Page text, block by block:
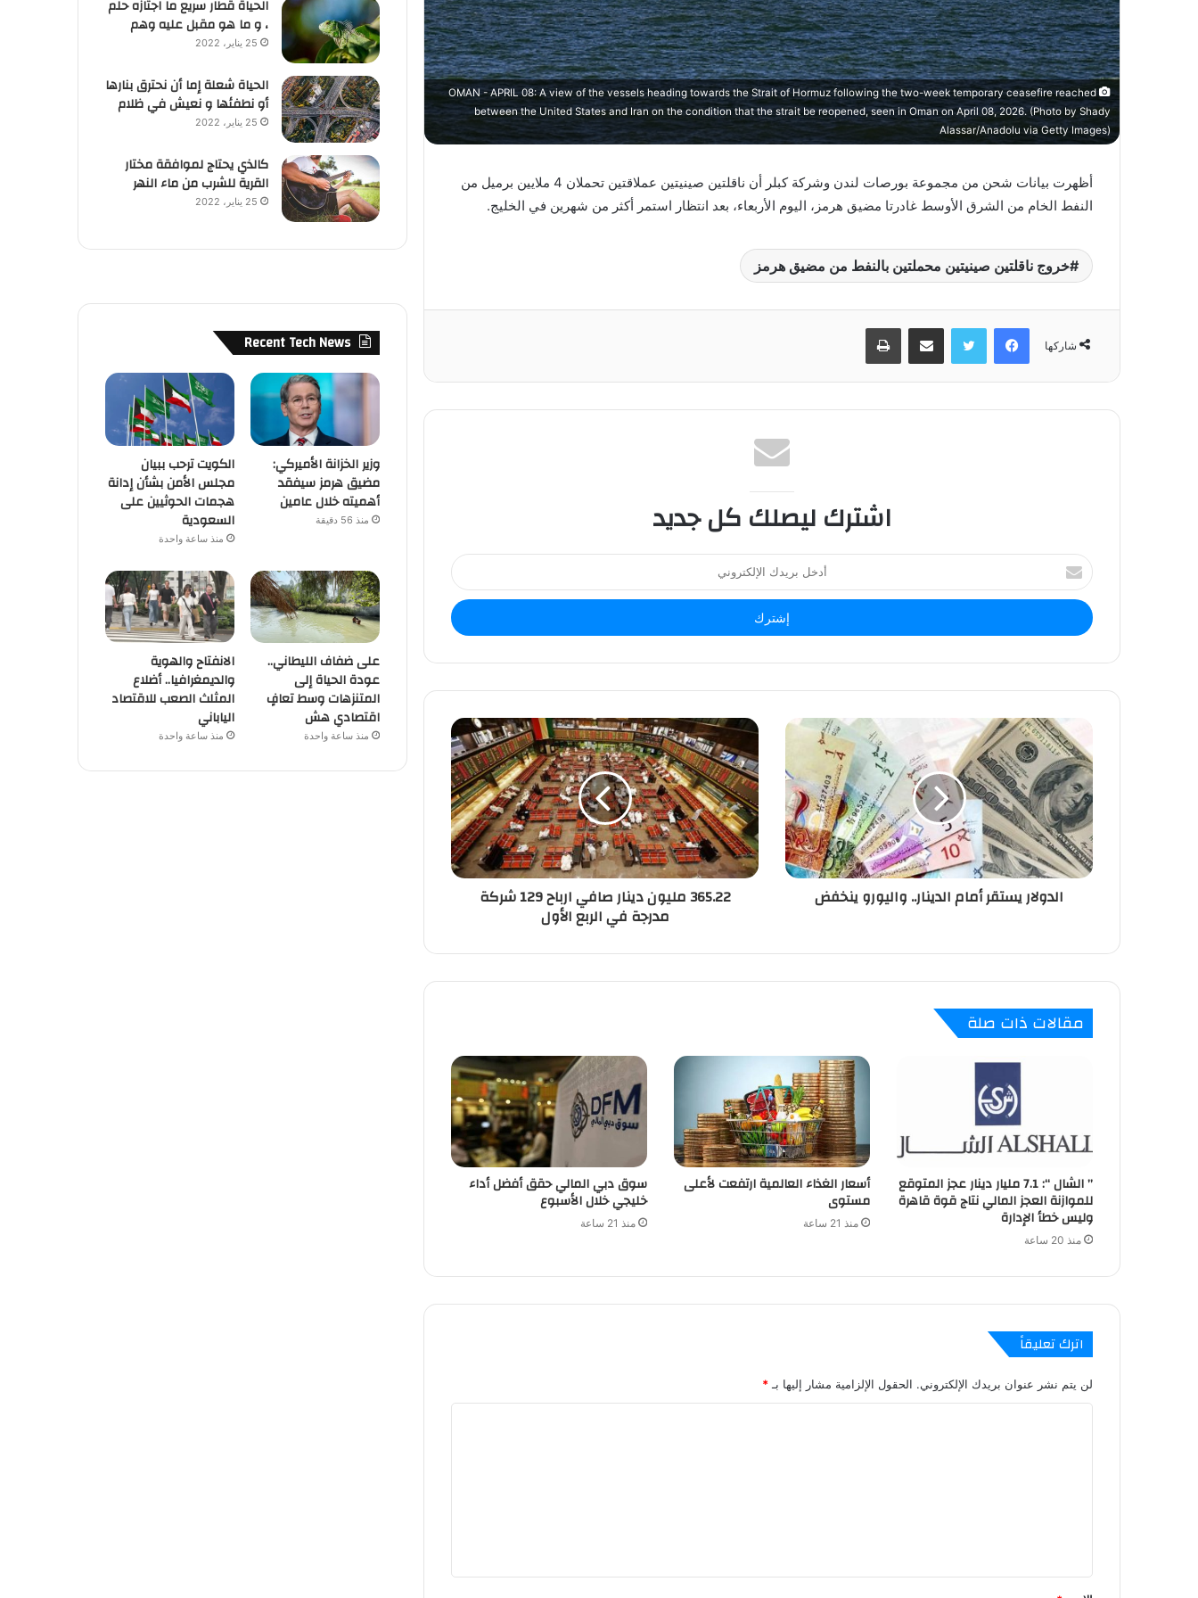
OMAN - APRIL 08: A view of the vessels heading towards the Strait of Hormuz following the two-week temporary ceasefire reached
between the United States and Iran on the condition that the strait be reopened, seen in Oman on April 08, 2026. (Photo by Shady
Alassar/Anadolu via Getty Images)
أظهرت بيانات ⁠شحن من مجموعة ⁠بورصات لندن وشركة كبلر أن ‌ناقلتين صينيتين عملاقتين تحملان 4 ملايين برميل من
النفط ⁠الخام من ⁠الشرق الأوسط غادرتا ⁠مضيق هرمز، اليوم ⁠الأربعاء، ⁠بعد انتظار استمر أكثر ‌من شهرين في ‌الخليج.
خروج ناقلتين صينيتين محملتين بالنفط من مضيق هرمز
شاركها
فيسبوك
اشترك ليصلك كل جديد
أ
د
خ
ل
د
ل
إ
ل
ك
ت
ر
و
الدولار يستقر أمام الدينار.. واليورو ينخفض 365.22 مليون دينار صافي ارباح 129 شركة
مدرجة في الربع الأول
مقالات ذات صلة
” الشال “: 7.1 مليار دينار عجز المتوقع
للموازنة العجز المالي نتاج قوة قاهرة
وليس خطأ الإدارة
منذ 20 ساعة
أسعار الغذاء العالمية ارتفعت لأعلى
مستوى
منذ 21 ساعة
سوق دبي المالي حقق أفضل أداء
خليجي خلال الأسبوع
منذ 21 ساعة
اترك تعليقاً
لن يتم نشر عنوان بريدك الإلكتروني. الحقول الإلزامية مشار إليها بـ *
ق
الحياة قطار سريع ما اجتازه حلم
، و ما هو مقبل عليه وهم
25 يناير، 2022
الحياة شعلة إما أن نحترق بنارها
أو نطفئها و نعيش في ظلام
25 يناير، 2022
كالذي يحتاج لموافقة مختار
القرية للشرب من ماء النهر
25 يناير، 2022
Recent Tech News
وزير الخزانة الأميركي:
مضيق هرمز سيفقد
أهميته خلال عامين
منذ 56 دقيقة
الكويت ترحب ببيان
مجلس الأمن بشأن إدانة
هجمات الحوثيين على
السعودية
منذ ساعة واحدة
على ضفاف الليطاني..
عودة الحياة إلى
المتنزهات وسط تعافٍ
اقتصادي هش
منذ ساعة واحدة
الانفتاح والهوية
والديمغرافيا.. أضلاع
المثلث الصعب للاقتصاد
الياباني
منذ ساعة واحدة